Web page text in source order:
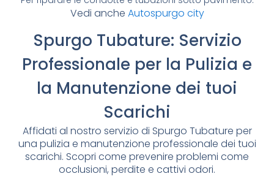
Vedi anche Autospurgo city
Spurgo Tubature: Servizio
Professionale per la Pulizia e
la Manutenzione dei tuoi
Scarichi
Affidati al nostro servizio di Spurgo Tubature per
una pulizia e manutenzione professionale dei tuoi
scarichi. Scopri come prevenire problemi come
occlusioni, perdite e cattivi odori.